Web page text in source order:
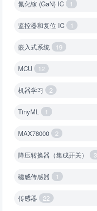
氮化镓 (GaN) IC 1
监控器和复位 IC 1
嵌入式系统 19
MCU 12
机器学习 2
TinyML 1
MAX78000 2
降压转换器（集成开关） 3
磁感传感器 1
传感器 22